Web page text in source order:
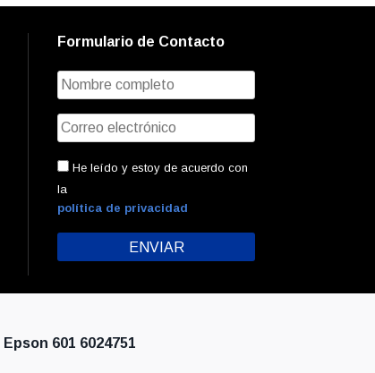
Formulario de Contacto
He leído y estoy de acuerdo con
la
política de privacidad
Epson 601 6024751